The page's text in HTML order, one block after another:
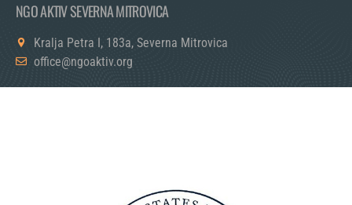
NGO AKTIV SEVERNA MITROVICA
Kralja Petra I, 183a, Severna Mitrovica
office@ngoaktiv.org